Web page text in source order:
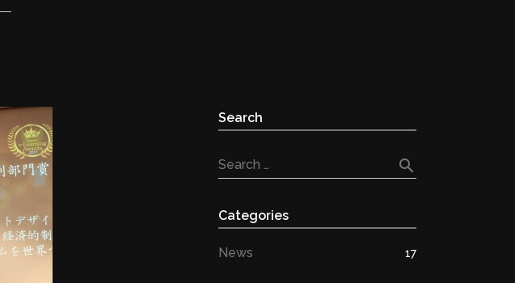
Search
Search … search
Categories
News 17